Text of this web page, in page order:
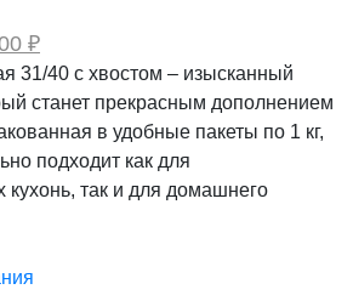
₽.
₽Текущая
цена:
1
135,00 ₽.
31/40 с хвостом – изысканный
станет прекрасным дополнением
в удобные пакеты по 1 кг,
подходит как для
так и для домашнего